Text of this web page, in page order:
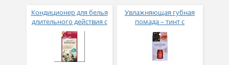
Кондиционер для белья
длительного действия с
аромакапсулами с
экзотическим ароматом
500 мл
Увлажняющая губная
помада – тинт с
аппликатором KOJI,
Красно-оранжевый